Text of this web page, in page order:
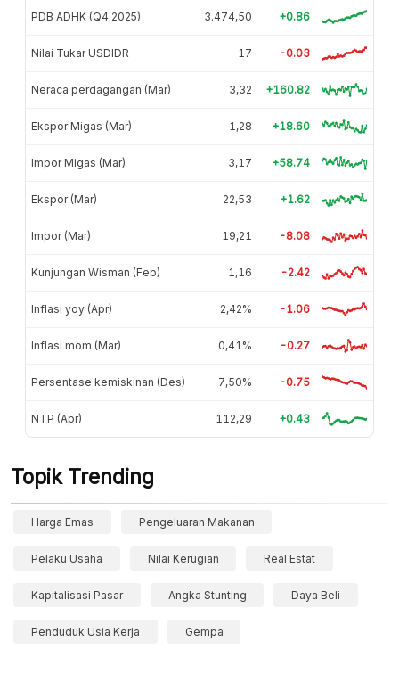
PDB ADHK (Q4 2025) 3.474,50 +0.86
Nilai Tukar USDIDR 17 -0.03
Neraca perdagangan (Mar) 3,32 +160.82
Ekspor Migas (Mar) 1,28 +18.60
Impor Migas (Mar) 3,17 +58.74
Ekspor (Mar) 22,53 +1.62
Impor (Mar) 19,21 -8.08
Kunjungan Wisman (Feb) 1,16 -2.42
Inflasi yoy (Apr) 2,42% -1.06
Inflasi mom (Mar) 0,41% -0.27
Persentase kemiskinan (Des) 7,50% -0.75
NTP (Apr) 112,29 +0.43
Topik Trending
Harga Emas Pengeluaran Makanan
Pelaku Usaha Nilai Kerugian Real Estat
Kapitalisasi Pasar Angka Stunting Daya Beli
Penduduk Usia Kerja Gempa